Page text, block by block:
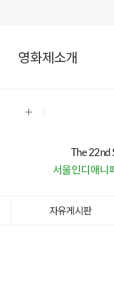
영화제소개
The 22nd
서울인디애
자유게시판